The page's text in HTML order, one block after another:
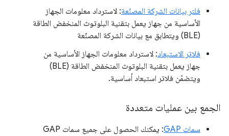
فلتر بيانات الشركة المصنّعة: لاسترداد معلومات الجهاز
الأساسية من جهاز يعمل بتقنية البلوتوث المنخفض الطاقة
(BLE) ويتطابق مع بيانات الشركة المصنّعة
فلاتر الاستبعاد: لاسترداد معلومات الجهاز الأساسية من
جهاز يعمل بتقنية البلوتوث المنخفض الطاقة (BLE)
ويتضمّن فلاتر استبعاد أساسية.
الجمع بين عمليات متعددة
سمات GAP
: يمكنك الحصول على جميع سمات GAP